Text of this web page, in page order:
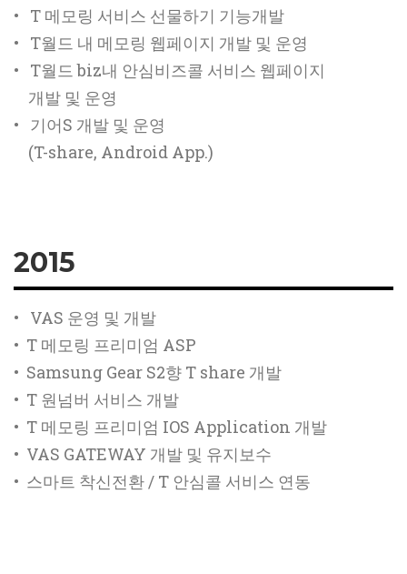
• T 메모링 서비스 선물하기 기능개발
• T월드 내 메모링 웹페이지 개발 및 운영
• T월드 biz내 안심비즈콜 서비스 웹페이지
개발 및 운영
• 기어S 개발 및 운영
(T-share, Android App.)
2015
• VAS 운영 및 개발
• T 메모링 프리미엄 ASP
• Samsung Gear S2향 T share 개발
• T 원넘버 서비스 개발
• T 메모링 프리미엄 IOS Application 개발
• VAS GATEWAY 개발 및 유지보수
• 스마트 착신전환 / T 안심콜 서비스 연동